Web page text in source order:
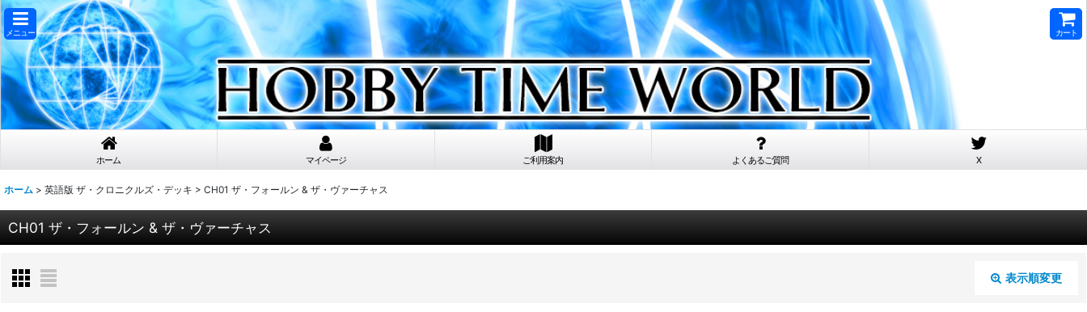
メニュー カート
ホーム マイページ ご利用案内 よくあるご質問 X
ホーム > 英語版 ザ・クロニクルズ・デッキ > CH01 ザ・フォールン & ザ・ヴァーチャス
CH01 ザ・フォールン & ザ・ヴァーチャス
表示順変更